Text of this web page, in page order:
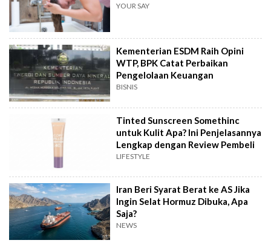
YOUR SAY
Kementerian ESDM Raih Opini
WTP, BPK Catat Perbaikan
Pengelolaan Keuangan
BISNIS
Tinted Sunscreen Somethinc
untuk Kulit Apa? Ini Penjelasannya
Lengkap dengan Review Pembeli
LIFESTYLE
Iran Beri Syarat Berat ke AS Jika
Ingin Selat Hormuz Dibuka, Apa
Saja?
NEWS